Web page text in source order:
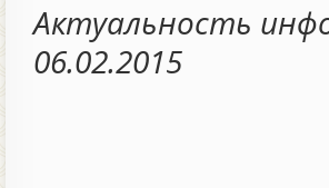
Актуальность
06.02.2015